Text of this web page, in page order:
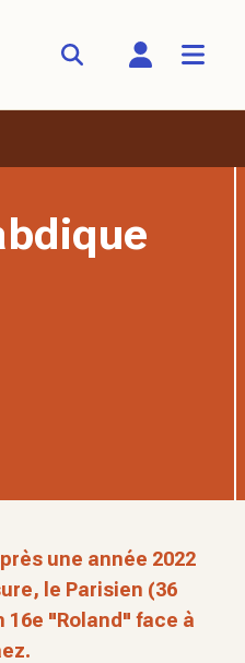
une année 2022
le Parisien (36
16e "Roland" face à